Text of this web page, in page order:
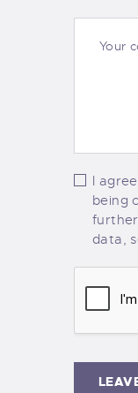
I
being
data,